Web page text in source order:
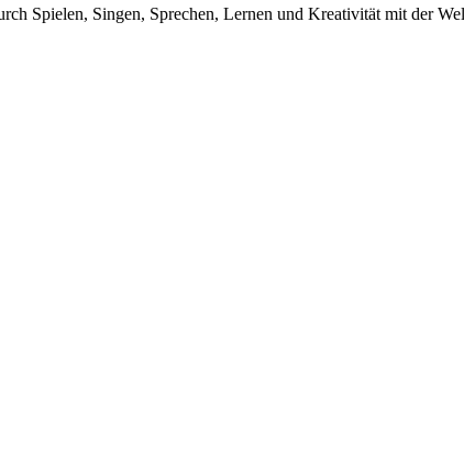
Spielen, Singen, Sprechen, Lernen und Kreativität mit der